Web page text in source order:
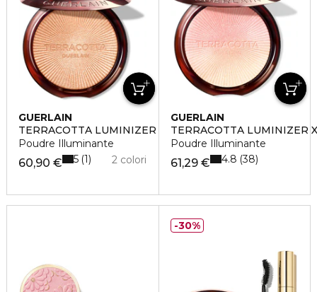
GUERLAIN
TERRACOTTA LUMINIZER
Poudre Illuminante
60,90 € 2 colori
5 1
GUERLAIN
TERRACOTTA LUMINIZER
Poudre Illuminante
61,29 € 4.8 38
30%